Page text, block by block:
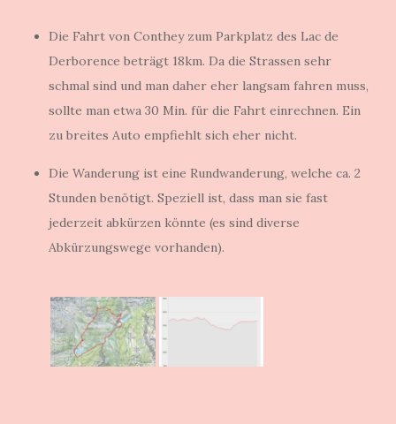
Die Fahrt von Conthey zum Parkplatz des Lac de
Derborence beträgt 18km. Da die Strassen sehr
schmal sind und man daher eher langsam fahren muss,
sollte man etwa 30 Min. für die Fahrt einrechnen. Ein
zu breites Auto empfiehlt sich eher nicht.
Die Wanderung ist eine Rundwanderung, welche ca. 2
Stunden benötigt. Speziell ist, dass man sie fast
jederzeit abkürzen könnte (es sind diverse
Abkürzungswege vorhanden).